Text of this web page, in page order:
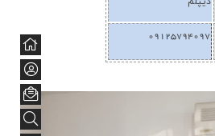
09125794097